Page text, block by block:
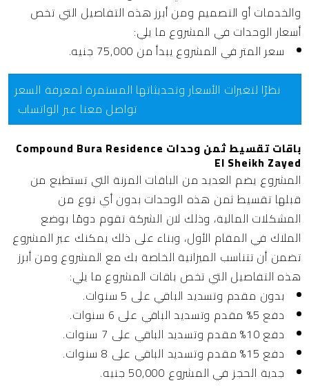
والخدمات أو التصميم ومن أبرز هذه التفاصيل التي تخص
أسعار الوحدات في المشروع ما يلي:
سعر المتر في المشروع يبدأ من 75,000 جنيه.
نظرًا لتغيرات الأسعار وتحديثاتها المستمرة لمعرفة السعر
تواصل معنا عبر الواتساب
باقات تقسيط ثمن وحدات Compound Bura Residence
El Sheikh Zayed
المشروع يضم العديد من الباقات المرنة التي تستطيع من
قبلها تقسيط ثمن هذه الوحدات بدون أي نوع من
المشكلات المالية، وذلك لان الشركة تقوم دومًا بوضع
الملاك في المقام الأول، وبناء على ذلك يمكنك عبر المشروع
تضمن أن تتناسب الميزانية الخاصة بك مع المشروع ومن أبرز
هذه التفاصيل التي تخص باقات المشروع ما يلي:
بدون مقدم وتسديد الباقي على 5 سنوات.
دفع 5% مقدم وتسديد الباقي على 6 سنوات.
دفع 10% مقدم وتسديد الباقي على 7 سنوات.
دفع 15% مقدم وتسديد الباقي على 8 سنوات.
جدية الحجز في المشروع 50,000 جنيه.